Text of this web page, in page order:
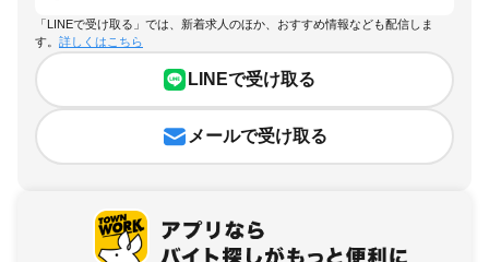
「LINEで受け取る」では、新着求人のほか、おすすめ情報なども配信しま
す。 詳しくはこちら
LINEで受け取る
メールで受け取る